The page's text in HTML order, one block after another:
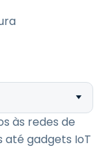
às redes de
gadgets IoT